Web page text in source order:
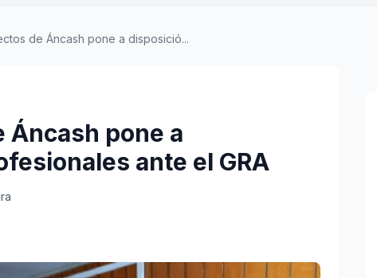
de Áncash pone a disposició...
Áncash pone a
ante el GRA